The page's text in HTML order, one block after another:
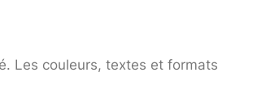
Les couleurs, textes et formats